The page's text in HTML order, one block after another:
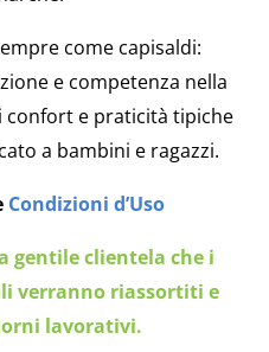
come capisaldi:
e competenza nella
confort e praticità tipiche
a bambini e ragazzi.
Condizioni d’Uso
gentile clientela che i
verranno riassortiti e
lavorativi.